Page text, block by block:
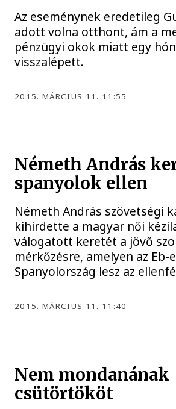
Az eseménynek eredetileg
adott volna otthont, ám a
pénzügyi okok miatt egy
visszalépett.
2015. MÁRCIUS 11. 11:55
Németh András
spanyolok ellen
Németh András szövetségi
kihirdette a magyar női
válogatott keretét a jövő
mérkőzésre, amelyen az Eb-
Spanyolország lesz az
2015. MÁRCIUS 11. 11:40
Nem mondanának
csütörtököt